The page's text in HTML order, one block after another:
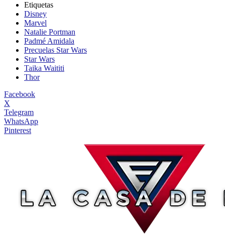
Etiquetas
Disney
Marvel
Natalie Portman
Padmé Amidala
Precuelas Star Wars
Star Wars
Taika Waititi
Thor
Facebook
X
Telegram
WhatsApp
Pinterest